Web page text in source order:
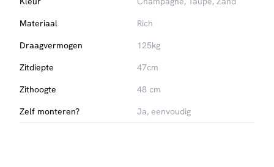
Materiaal
Rich
Draagvermogen
125kg
Zitdiepte
47cm
Zithoogte
48 cm
Zelf monteren?
Ja, eenvoudig